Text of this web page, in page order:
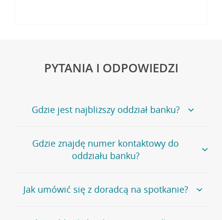
PYTANIA I ODPOWIEDZI
Gdzie jest najbliższy oddział banku?
Jeśli szukasz oddziału naszego banku, zapraszamy na
stronęPlacówki i bankomaty, na której znajduje się
wygodna wyszukiwarka.
oddziałów
Gdzie znajdę numer kontaktowy do
oddziału banku?
Bank Credit Agricole nie udostępnia ogólnego numeru
telefonu do placówki bankowej.
Jak umówić się z doradcą na spotkanie?